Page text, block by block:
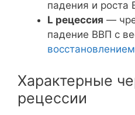
падения и роста
L рецессия —
падение ВВП с
восстановлением
Характерные
рецессии